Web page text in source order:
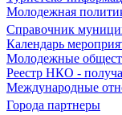
Молодежная
Справочник
Календарь
Молодежные
Реестр НКО -
Международные
Города партнеры